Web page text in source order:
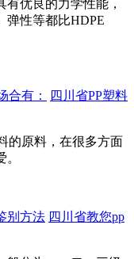
优良的力学性能，
弹性等都比HDPE
四川省PP塑料
的原料，在很多方面
四川省教您pp